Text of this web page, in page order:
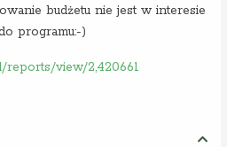
budżetu nie jest w interesie
programu:-)
reports/view/2,420661